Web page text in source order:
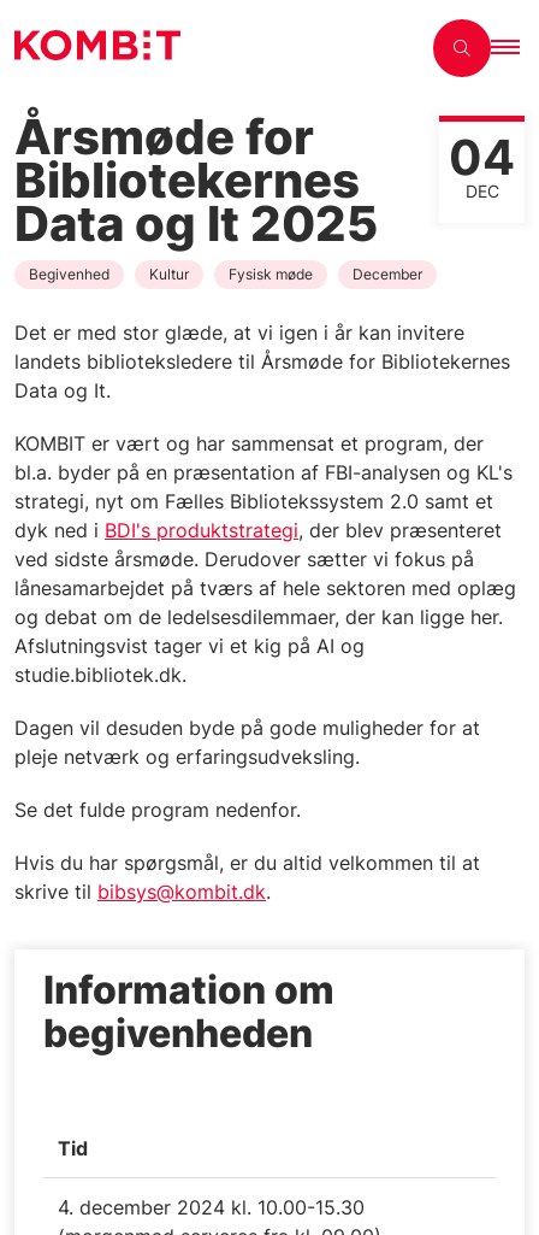
Årsmøde for
Bibliotekernes
Data og It 2025
04
DEC
Begivenhed Kultur Fysisk møde December
Det er med stor glæde, at vi igen i år kan invitere
landets biblioteksledere til Årsmøde for Bibliotekernes
Data og It.
KOMBIT er vært og har sammensat et program, der
bl.a. byder på en præsentation af FBI-analysen og KL's
strategi, nyt om Fælles Bibliotekssystem 2.0 samt et
dyk ned i BDI's produktstrategi, der blev præsenteret
ved sidste årsmøde. Derudover sætter vi fokus på
lånesamarbejdet på tværs af hele sektoren med oplæg
og debat om de ledelsesdilemmaer, der kan ligge her.
Afslutningsvist tager vi et kig på AI og
studie.bibliotek.dk.
Dagen vil desuden byde på gode muligheder for at
pleje netværk og erfaringsudveksling.
Se det fulde program nedenfor.
Hvis du har spørgsmål, er du altid velkommen til at
skrive til bibsys@kombit.dk.
Information om
begivenheden
Tid
4. december 2024 kl. 10.00-15.30